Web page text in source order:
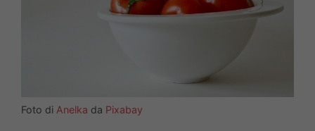
Foto di Anelka da Pixabay